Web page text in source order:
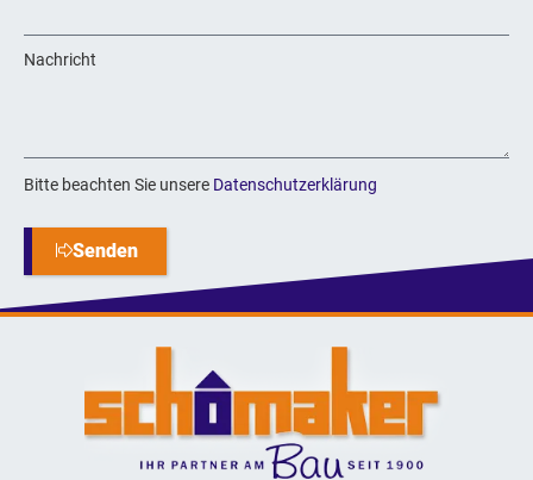
Nachricht
Bitte beachten Sie unsere Datenschutzerklärung
Senden